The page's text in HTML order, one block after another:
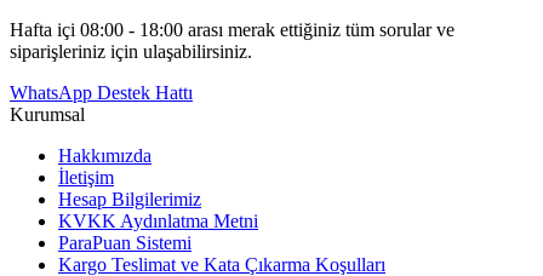
Hafta içi 08:00 - 18:00 arası merak ettiğiniz tüm sorular ve
siparişleriniz için ulaşabilirsiniz.
WhatsApp Destek Hattı
Kurumsal
Hakkımızda
İletişim
Hesap Bilgilerimiz
KVKK Aydınlatma Metni
ParaPuan Sistemi
Kargo Teslimat ve Kata Çıkarma Koşulları